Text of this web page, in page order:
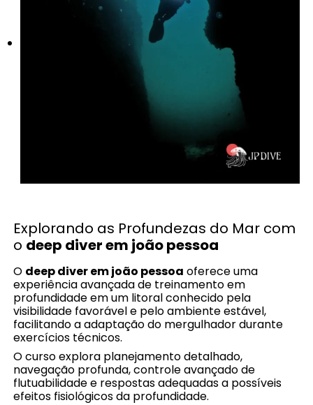
Explorando as Profundezas do Mar com
o deep diver em joão pessoa
O deep diver em joão pessoa oferece uma
experiência avançada de treinamento em
profundidade em um litoral conhecido pela
visibilidade favorável e pelo ambiente estável,
facilitando a adaptação do mergulhador durante
exercícios técnicos.
O curso explora planejamento detalhado,
navegação profunda, controle avançado de
flutuabilidade e respostas adequadas a possíveis
efeitos fisiológicos da profundidade.